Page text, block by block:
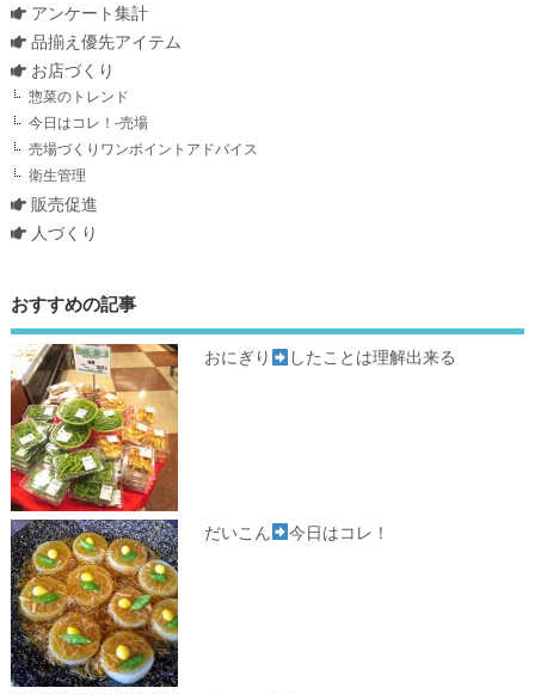
アンケート集計
品揃え優先アイテム
お店づくり
惣菜のトレンド
今日はコレ！-売場
売場づくりワンポイントアドバイス
衛生管理
販売促進
人づくり
おすすめの記事
おにぎり したことは理解出来る
だいこん 今日はコレ！